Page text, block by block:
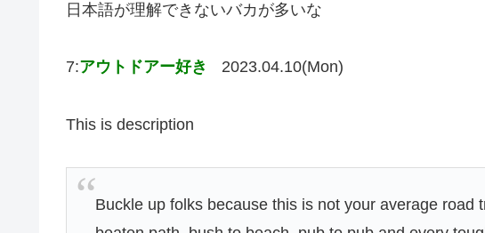
日本語が理解できないバカが多いな
7:アウトドアー好き 2023.04.10(Mon)
This is description
Buckle up folks because this is not your average road